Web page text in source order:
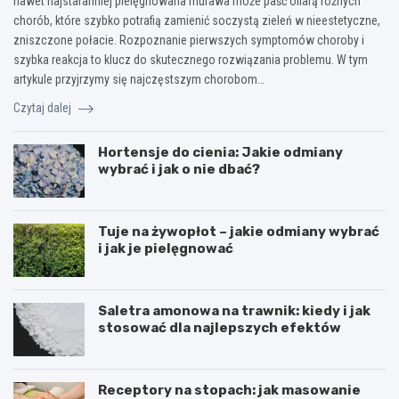
chorób, które szybko potrafią zamienić soczystą zieleń w nieestetyczne,
zniszczone połacie. Rozpoznanie pierwszych symptomów choroby i
szybka reakcja to klucz do skutecznego rozwiązania problemu. W tym
artykule przyjrzymy się najczęstszym chorobom…
Czytaj dalej
Hortensje do cienia: Jakie odmiany
wybrać i jak o nie dbać?
Tuje na żywopłot – jakie odmiany wybrać
i jak je pielęgnować
Saletra amonowa na trawnik: kiedy i jak
stosować dla najlepszych efektów
Receptory na stopach: jak masowanie